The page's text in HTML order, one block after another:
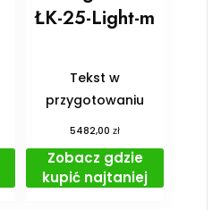
ŁK-25-Light-m
Tekst w
przygotowaniu
5482,00zł
Zobacz gdzie
kupić najtaniej